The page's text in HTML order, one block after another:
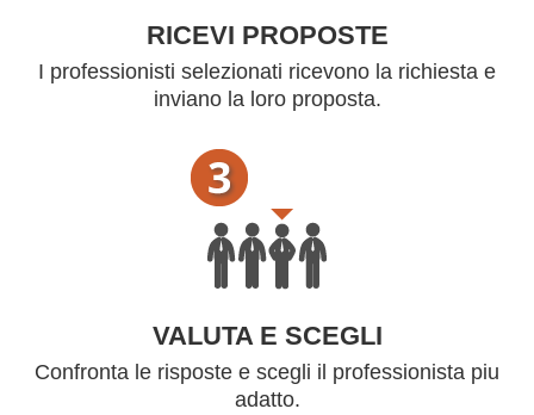
RICEVI PROPOSTE
I professionisti selezionati ricevono la richiesta e
inviano la loro proposta.
VALUTA E SCEGLI
Confronta le risposte e scegli il professionista piu
adatto.